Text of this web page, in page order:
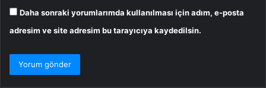
Daha sonraki yorumlarımda kullanılması için adım, e-posta
adresim ve site adresim bu tarayıcıya kaydedilsin.